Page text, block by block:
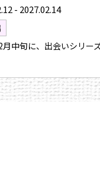
- 2027.02.14
月中旬に、出会いシリー